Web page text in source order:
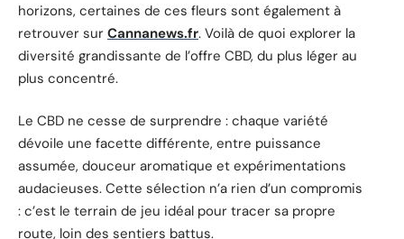
horizons, certaines de ces fleurs sont également à
retrouver sur Cannanews.fr. Voilà de quoi explorer la
diversité grandissante de l’offre CBD, du plus léger au
plus concentré.
Le CBD ne cesse de surprendre : chaque variété
dévoile une facette différente, entre puissance
assumée, douceur aromatique et expérimentations
audacieuses. Cette sélection n’a rien d’un compromis
: c’est le terrain de jeu idéal pour tracer sa propre
route, loin des sentiers battus.